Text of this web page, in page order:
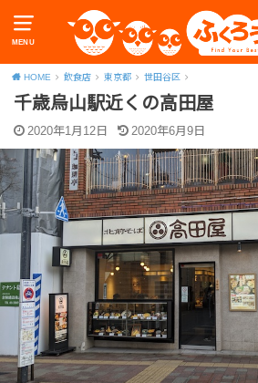
MENU
HOME 飲食店 東京都 世田谷区
千歳烏山駅近くの高田屋
2020年1月12日 2020年6月9日